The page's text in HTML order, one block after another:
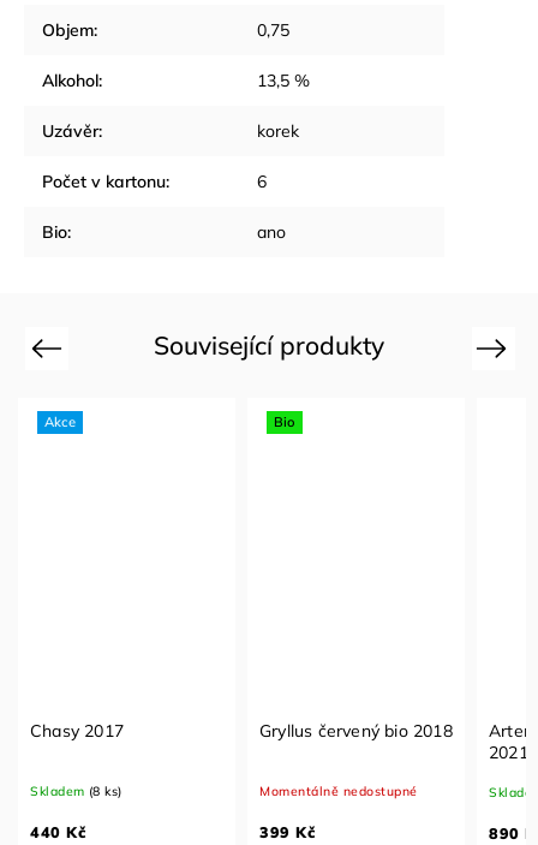
Objem: 0,75
Alkohol: 13,5 %
Uzávěr: korek
Počet v kartonu: 6
Bio: ano
Související produkty
Previous
Akce
Chasy 2017
Skladem (8 ks)
440 Kč
Bio
Gryllus červený bio 2018
Momentálně nedostupné
399 Kč
2021
890
Next